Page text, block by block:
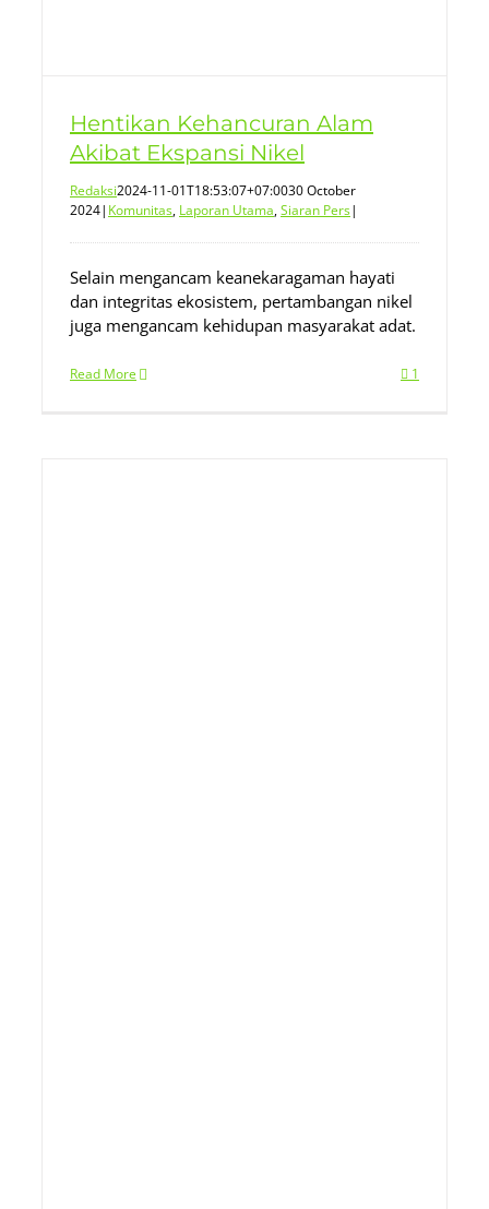
Hentikan Kehancuran Alam
Akibat Ekspansi Nikel
Redaksi2024-11-01T18:53:07+07:0030 October
2024| Komunitas, Laporan Utama,Siaran Pers|
Selain mengancam keanekaragaman hayati
dan integritas ekosistem, pertambangan nikel
juga mengancam kehidupan masyarakat adat.
Read More 1